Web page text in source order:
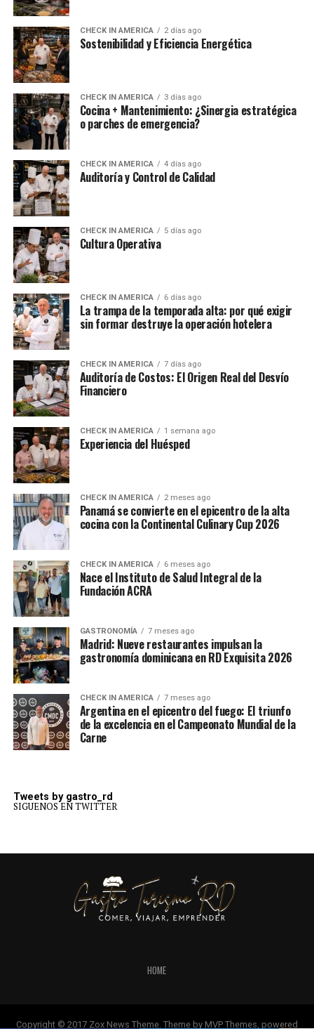
CHECK IN AMERICA 2 días ago
Sostenibilidad y Eficiencia Energética
CHECK IN AMERICA 3 días ago
Cocina + Mantenimiento: ¿Sinergia estratégica
o parches de emergencia?
CHECK IN AMERICA 4 días ago
Auditoría y Control de Calidad
CHECK IN AMERICA 5 días ago
Cultura Operativa
CHECK IN AMERICA 6 días ago
La trampa de la temporada alta: por qué exigir
sin formar destruye la operación hotelera
CHECK IN AMERICA 7 días ago
Auditoría de Costos: El Origen Real del Desvío
Financiero
CHECK IN AMERICA 1 semana ago
Experiencia del Huésped
CHECK IN AMERICA 2 meses ago
Panamá se convierte en el epicentro de la alta
cocina con la Continental Culinary Cup 2026
CHECK IN AMERICA 6 meses ago
Nace el Instituto de Salud Integral de la
Fundación ACRA
GASTRONOMÍA 7 meses ago
Madrid: Nueve restaurantes impulsan la
gastronomía dominicana en RD Exquisita 2026
CHECK IN AMERICA 7 meses ago
Argentina en el epicentro del fuego: El triunfo
de la excelencia en el Campeonato Mundial de la
Carne
Tweets by gastro_rd
SIGUENOS EN TWITTER
HOME
Copyright © 2017 Zox News Theme. Theme by MVP Themes, powered